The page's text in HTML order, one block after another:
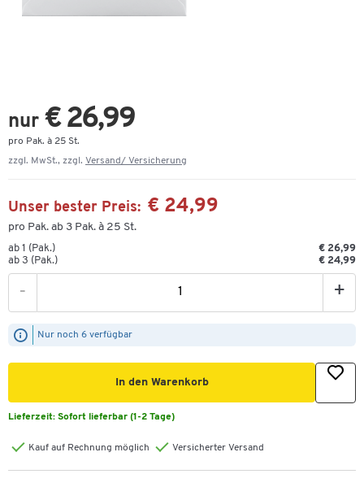
nur € 26,99
pro Pak. à 25 St.
zzgl. MwSt., zzgl. Versand/ Versicherung
Unser bester Preis: € 24,99
pro Pak. ab 3 Pak. à 25 St.
ab 1 (Pak.)
€ 26,99
ab 3 (Pak.)
€ 24,99
- +
Nur noch 6 verfügbar
In den Warenkorb
Lieferzeit: Sofort lieferbar (1-2 Tage)
Kauf auf Rechnung möglich Versicherter Versand